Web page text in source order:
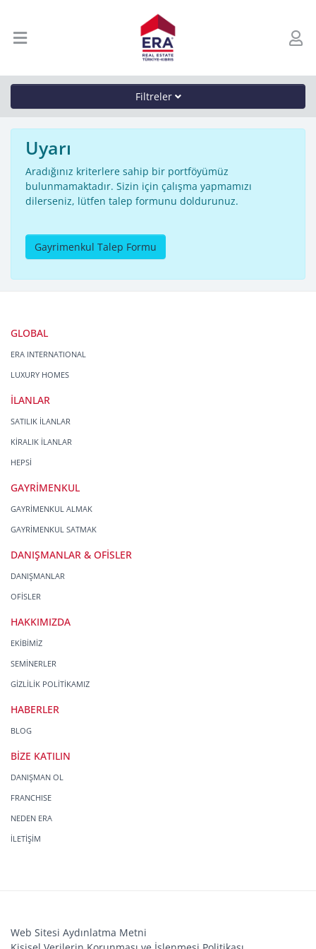
Filtreler
Uyarı
Aradığınız kriterlere sahip bir portföyümüz
bulunmamaktadır. Sizin için çalışma yapmamızı
dilerseniz, lütfen talep formunu doldurunuz.
Gayrimenkul Talep Formu
GLOBAL
ERA INTERNATIONAL
LUXURY HOMES
İLANLAR
SATILIK İLANLAR
KİRALIK İLANLAR
HEPSİ
GAYRİMENKUL
GAYRİMENKUL ALMAK
GAYRİMENKUL SATMAK
DANIŞMANLAR & OFİSLER
DANIŞMANLAR
OFİSLER
HAKKIMIZDA
EKİBİMİZ
SEMİNERLER
GİZLİLİK POLİTİKAMIZ
HABERLER
BLOG
BİZE KATILIN
DANIŞMAN OL
FRANCHISE
NEDEN ERA
İLETİŞİM
Web Sitesi Aydınlatma Metni